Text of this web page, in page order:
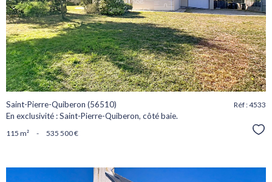
bien
Saint-Pierre-Quiberon (56510)
En exclusivité : Saint-Pierre-Quiberon, côté baie.
Réf : 4533
115 m² - 535 500 €